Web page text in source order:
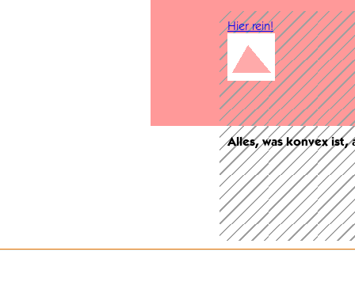
Hier rein!
Alles, was konvex